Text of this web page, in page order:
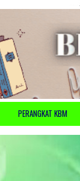
PERANGKAT KBM